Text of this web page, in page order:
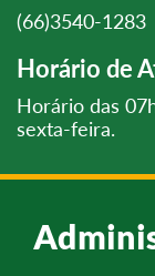
(66)3540-1283
Horário de
Horário das
sexta-feira.